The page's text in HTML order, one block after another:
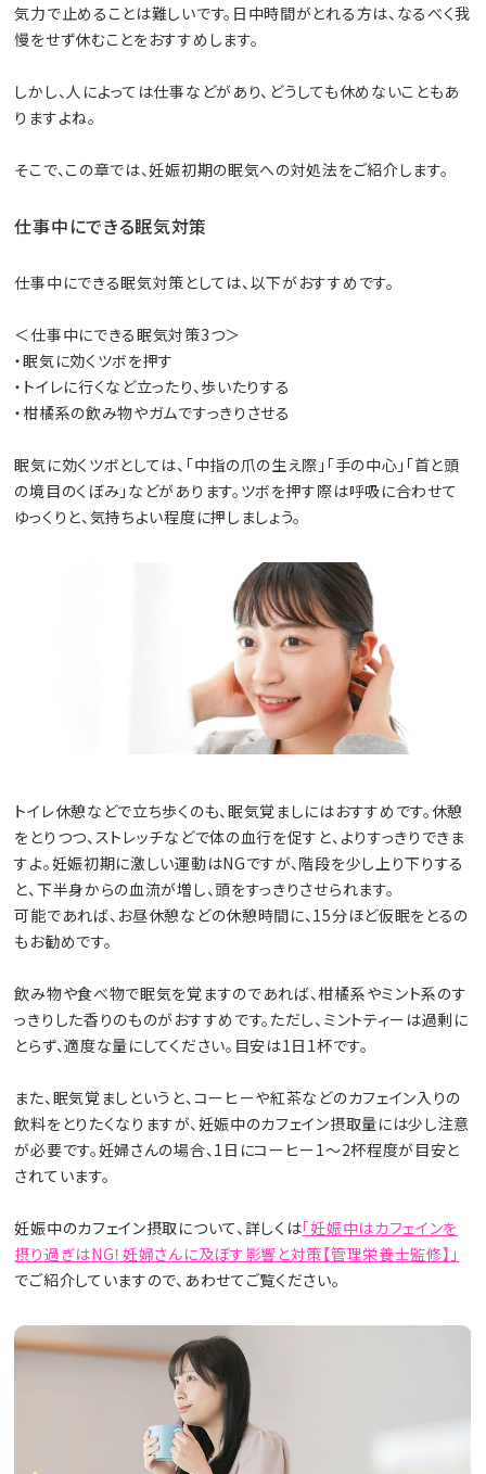
気力で止めることは難しいです。日中時間がとれる方は、なるべく我
慢をせず休むことをおすすめします。
しかし、人によっては仕事などがあり、どうしても休めないこともあ
りますよね。
そこで、この章では、妊娠初期の眠気への対処法をご紹介します。
仕事中にできる眠気対策
仕事中にできる眠気対策としては、以下がおすすめです。
＜仕事中にできる眠気対策3つ＞
・眠気に効くツボを押す
・トイレに行くなど立ったり、歩いたりする
・柑橘系の飲み物やガムですっきりさせる
眠気に効くツボとしては、「中指の爪の生え際」「手の中心」「首と頭
の境目のくぼみ」などがあります。ツボを押す際は呼吸に合わせて
ゆっくりと、気持ちよい程度に押しましょう。
トイレ休憩などで立ち歩くのも、眠気覚ましにはおすすめです。休憩
をとりつつ、ストレッチなどで体の血行を促すと、よりすっきりできま
すよ。妊娠初期に激しい運動はNGですが、階段を少し上り下りする
と、下半身からの血流が増し、頭をすっきりさせられます。
可能であれば、お昼休憩などの休憩時間に、15分ほど仮眠をとるの
もお勧めです。
飲み物や食べ物で眠気を覚ますのであれば、柑橘系やミント系のす
っきりした香りのものがおすすめです。ただし、ミントティーは過剰に
とらず、適度な量にしてください。目安は1日1杯です。
また、眠気覚ましというと、コーヒーや紅茶などのカフェイン入りの
飲料をとりたくなりますが、妊娠中のカフェイン摂取量には少し注意
が必要です。妊婦さんの場合、1日にコーヒー1～2杯程度が目安と
されています。
妊娠中のカフェイン摂取について、詳しくは「妊娠中はカフェインを
摂り過ぎはNG！妊婦さんに及ぼす影響と対策【管理栄養士監修】」
でご紹介していますので、あわせてご覧ください。